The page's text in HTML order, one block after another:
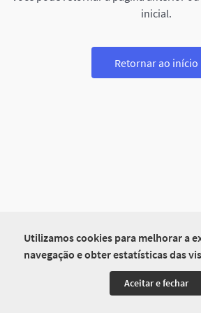
Utilizamos cookies para melhorar a
navegação e obter estatísticas das
Aceitar e fechar
inicial.
Retornar ao início